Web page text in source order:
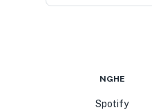
NGHE
Spotify